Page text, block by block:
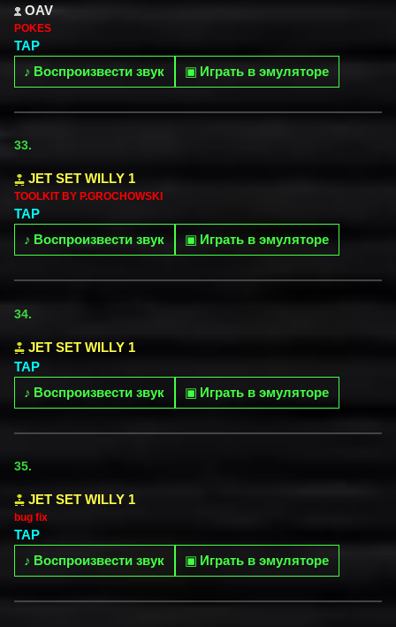
OAV
POKES
TAP
♪ Воспроизвести звук ▣ Играть в эмуляторе
33.
JET SET WILLY 1
TOOLKIT BY P.GROCHOWSKI
TAP
♪ Воспроизвести звук ▣ Играть в эмуляторе
34.
JET SET WILLY 1
TAP
♪ Воспроизвести звук ▣ Играть в эмуляторе
35.
JET SET WILLY 1
bug fix
TAP
♪ Воспроизвести звук ▣ Играть в эмуляторе